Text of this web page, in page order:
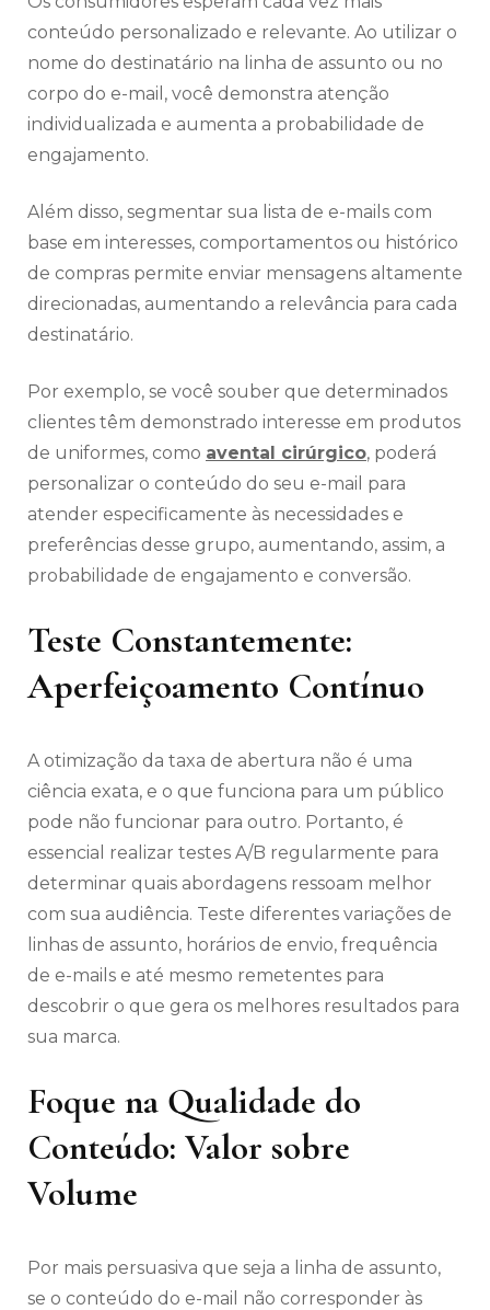
conteúdo personalizado e relevante. Ao utilizar o
nome do destinatário na linha de assunto ou no
corpo do e-mail, você demonstra atenção
individualizada e aumenta a probabilidade de
engajamento.
Além disso, segmentar sua lista de e-mails com
base em interesses, comportamentos ou histórico
de compras permite enviar mensagens altamente
direcionadas, aumentando a relevância para cada
destinatário.
Por exemplo, se você souber que determinados
clientes têm demonstrado interesse em produtos
de uniformes, como avental cirúrgico, poderá
personalizar o conteúdo do seu e-mail para
atender especificamente às necessidades e
preferências desse grupo, aumentando, assim, a
probabilidade de engajamento e conversão.
Teste Constantemente:
Aperfeiçoamento Contínuo
A otimização da taxa de abertura não é uma
ciência exata, e o que funciona para um público
pode não funcionar para outro. Portanto, é
essencial realizar testes A/B regularmente para
determinar quais abordagens ressoam melhor
com sua audiência. Teste diferentes variações de
linhas de assunto, horários de envio, frequência
de e-mails e até mesmo remetentes para
descobrir o que gera os melhores resultados para
sua marca.
Foque na Qualidade do
Conteúdo: Valor sobre
Volume
Por mais persuasiva que seja a linha de assunto,
se o conteúdo do e-mail não corresponder às